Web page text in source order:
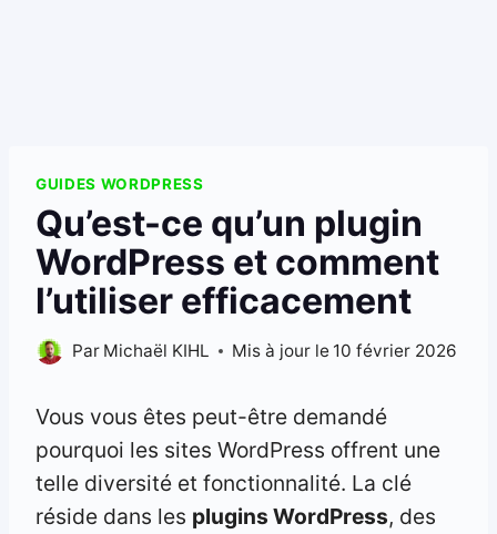
GUIDES WORDPRESS
Qu’est-ce qu’un plugin
WordPress et comment
l’utiliser efficacement
Par Michaël KIHL Mis à jour le 10 février 2026
Vous vous êtes peut-être demandé
pourquoi les sites WordPress offrent une
telle diversité et fonctionnalité. La clé
réside dans les plugins WordPress, des